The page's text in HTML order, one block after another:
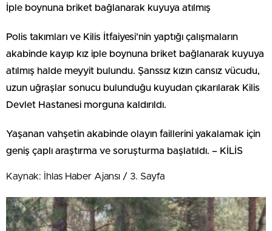
İple boynuna briket bağlanarak kuyuya atılmış
Polis takımları ve Kilis İtfaiyesi’nin yaptığı çalışmaların
akabinde kayıp kız iple boynuna briket bağlanarak kuyuya
atılmış halde meyyit bulundu. Şanssız kızın cansız vücudu,
uzun uğraşlar sonucu bulunduğu kuyudan çıkarılarak Kilis
Devlet Hastanesi morguna kaldırıldı.
Yaşanan vahşetin akabinde olayın faillerini yakalamak için
geniş çaplı araştırma ve soruşturma başlatıldı. – KİLİS
Kaynak: İhlas Haber Ajansı / 3. Sayfa